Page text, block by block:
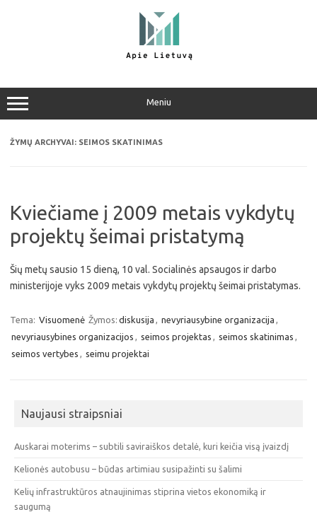
Meniu
ŽYMŲ ARCHYVAI: SEIMOS SKATINIMAS
Kviečiame į 2009 metais vykdytų
projektų šeimai pristatymą
Šių metų sausio 15 dieną, 10 val. Socialinės apsaugos ir darbo
ministerijoje vyks 2009 metais vykdytų projektų šeimai pristatymas.
Tema: Visuomenė Žymos: diskusija , nevyriausybine organizacija ,
nevyriausybines organizacijos , seimos projektas , seimos skatinimas ,
seimos vertybes , seimu projektai
Naujausi straipsniai
Auskarai moterims – subtili saviraiškos detalė, kuri keičia visą įvaizdį
Kelionės autobusu – būdas artimiau susipažinti su šalimi
Kelių infrastruktūros atnaujinimas stiprina vietos ekonomiką ir
saugumą